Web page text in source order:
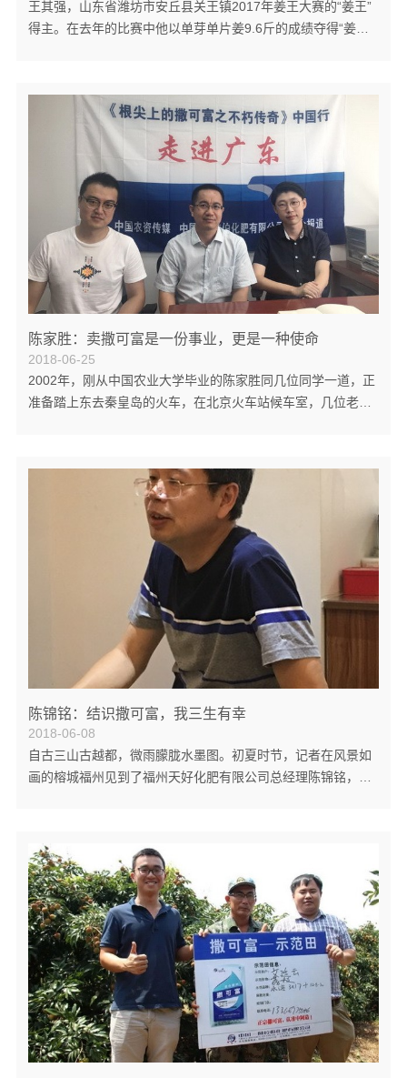
王其强，山东省潍坊市安丘县关王镇2017年姜王大赛的“姜王”
得主。在去年的比赛中他以单芽单片姜9.6斤的成绩夺得“姜王”
得了姜王！” 王其强算不上种姜的老手，因为满打满算他的种
地经验也不过五六年，之前还是种的大葱。但是他对撒可富复
合肥的认可不输给撒可富的老客户，用他的话说，“我一去农资
店，不用问，准是找他们（代理商）拿撒可富的，别的品牌根
本不考虑。”只王其强...
陈家胜：卖撒可富是一份事业，更是一种使命
2018-06-25
2002年，刚从中国农业大学毕业的陈家胜同几位同学一道，正
准备踏上东去秦皇岛的火车，在北京火车站候车室，几位老农
行的目的地——中国—阿拉伯化肥有限公司。正是那个毕业
季，开启了他与中阿公司，与撒可富的16年的情谊。 刚刚入职
中阿，在短暂的工厂实习和培训后，陈家胜开始进入到一线市
场，回到了自己熟悉的广东省。当时，撒可富在广东省的年销
量只有一万多吨，面对进口复合肥和广东本...
陈锦铭：结识撒可富，我三生有幸
2018-06-08
自古三山古越都，微雨朦胧水墨图。初夏时节，记者在风景如
画的榕城福州见到了福州天好化肥有限公司总经理陈锦铭，年
土肥专业科班毕业的陈锦铭分配到了供销学校农资专业从事教
学工作，1992年，开始在福建省农资公司从事农业科技相关工
作。在基层的教学及工作的过程中，撒可富的可靠质量和农户
的认可度给陈锦铭留下了深刻的第一印象。当时，撒可富在福
建地区的销售还基本上是以国营为主...